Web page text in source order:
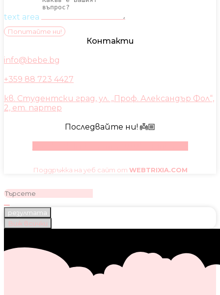
text area
Попитайте ни!
Контакти
info@bebe.bg
+359 88 723 4427
кв. Студентски град, ул. „Проф. Александър Фол“,
2, ет. партер
Последвайте ни! 👼🏼
Поддръжка на уеб сайт от WEBTRIXIA.COM
резултата
Виж всички